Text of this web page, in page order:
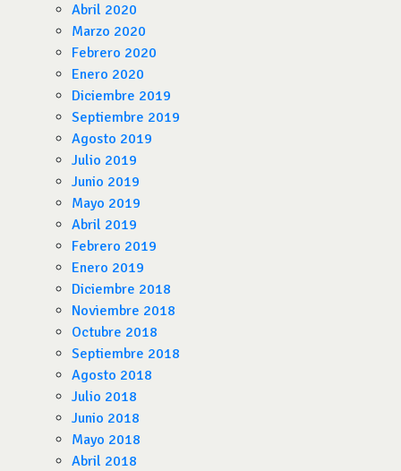
Abril 2020
Marzo 2020
Febrero 2020
Enero 2020
Diciembre 2019
Septiembre 2019
Agosto 2019
Julio 2019
Junio 2019
Mayo 2019
Abril 2019
Febrero 2019
Enero 2019
Diciembre 2018
Noviembre 2018
Octubre 2018
Septiembre 2018
Agosto 2018
Julio 2018
Junio 2018
Mayo 2018
Abril 2018